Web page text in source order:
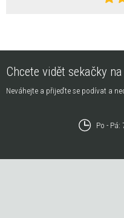
Chcete vidět sekačky
Neváhejte a přijeďte se podívat a
Po - Pá: